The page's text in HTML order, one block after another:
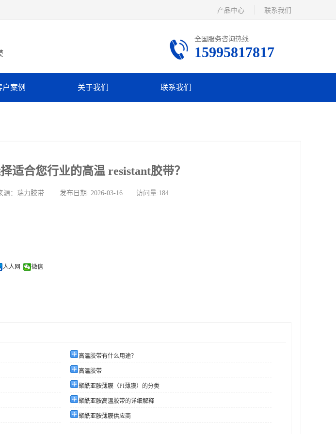
联系我们
产品中心
全国服务咨询热线:
15995817817
户案例 关于我们 联系我们
适合您行业的高温 resistant胶带？
源：瑞力胶带 发布日期: 2026-03-16 访问量:184
人人网 微信
高温胶带有什么用途？
高温胶带
聚酰亚胺薄膜（PI薄膜）的分类
聚酰亚胺高温胶带的详细解释
聚酰亚胺薄膜供应商